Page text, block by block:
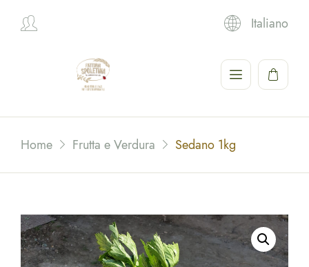
Hi, Italiano
Home Frutta e Verdura Sedano 1kg